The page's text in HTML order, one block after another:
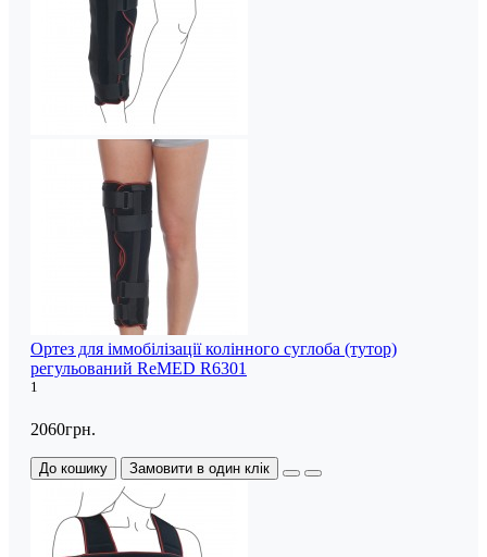
Ортез для іммобілізації колінного суглоба (тутор)
регульований ReMED R6301
1
2060грн.
До кошику Замовити в один клік